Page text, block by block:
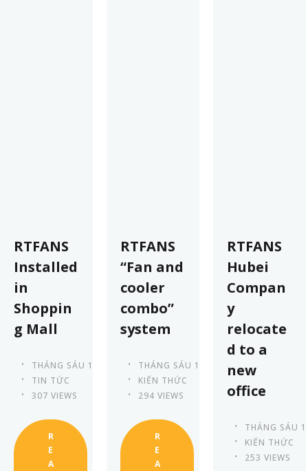
RTFANS
Installed
in
Shoppin
g Mall
THÁNG SÁU 13TH, 2023
TIN TỨC
307 VIEWS
R
E
A
RTFANS
“Fan and
cooler
combo”
system
THÁNG SÁU 13TH, 2023
KIẾN THỨC
294 VIEWS
R
E
A
RTFANS
Hubei
Compan
y
relocate
d to a
new
office
THÁNG SÁU
KIẾN THỨC
253 VIEWS